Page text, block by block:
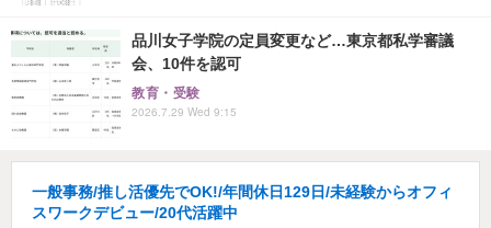
品川女子学院の定員変更など…東京都私学審議
会、10件を認可
教育・受験
2026.7.29 Wed 9:15
一般事務/推し活優先でOK!/年間休日129日/未経験からオフィ
スワークデビュー/20代活躍中